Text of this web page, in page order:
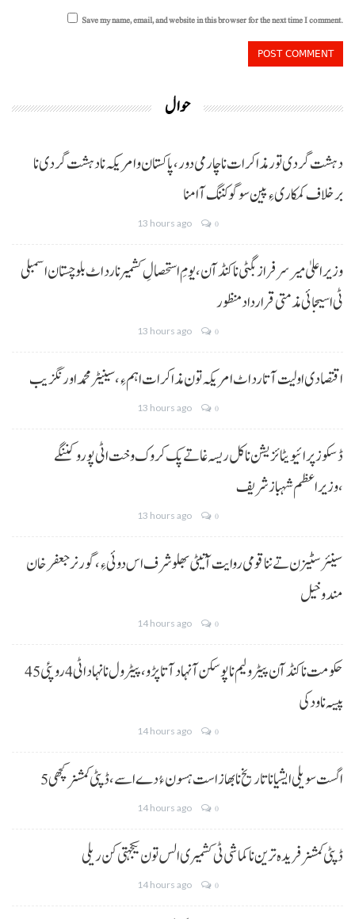
Save my name, email, and website in this browser for the next time I comment.
حوال
دہشت گردی تور مذاکرات نا چارمی دور،پاکستان و امریکہ نا دہشت گردی نا
برخلاف کمکاری ءِ پین سوگو کننگ آ امنا
13 hours ago 0
وزیراعلیٰ میر سرفراز بگٹی نا کنڈ آن،یومِ استحصالِ کشمیر نا رد اٹ بلوچستان اسمبلی
ٹی اسیجائی مذمتی قرارداد منظور
13 hours ago 0
اقتصادی اولیت آتا رد اٹ امریکہ تون مذاکرات اہم ءِ،سینیٹر محمد اورنگزیب
13 hours ago 0
ڈسکوز پرائیویٹائزیشن نا کل ریسہ غاتے پک کروک وخت اٹی پورو کننگے
،وزیراعظم شہباز شریف
13 hours ago 0
سینئر سٹیزن تے ننا قومی روایت آتیٹی بھلو شرف اس دوئی ءِ،گورنر جعفرخان
مندوخیل
14 hours ago 0
حکومت نا کنڈ آن پیٹرولیم نا پوسکن آ نہاد آتا پڑو،پیٹرول نا نہاد اٹی 4 روپئی 45
پیسہ نا ودکی
14 hours ago 0
5 اگست سویلی ایشیا نا تاریخ نا بھاز است ہسون ءُ دے اسے،ڈپٹی کمشنر کچھی
14 hours ago 0
ڈپٹی کمشنر فریدہ ترین نا کماشی ٹی کشمیری الس تون یکجہتی کن ریلی
14 hours ago 0